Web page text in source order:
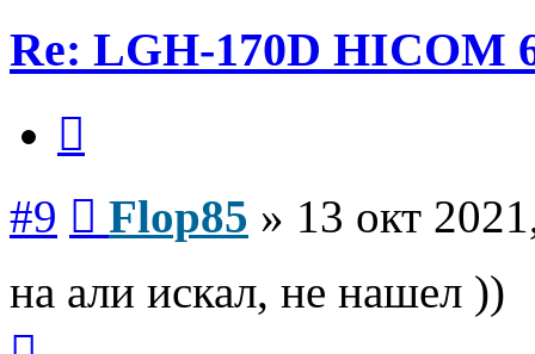
Re: LGH-170D HICOM
#9 Flop85 » 13 окт
на али искал, не нашел ))